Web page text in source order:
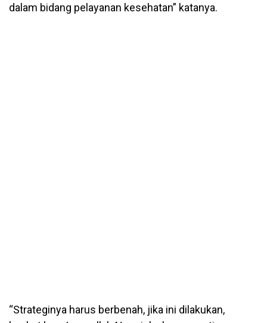
dalam bidang pelayanan kesehatan” katanya.
“Strateginya harus berbenah, jika ini dilakukan,